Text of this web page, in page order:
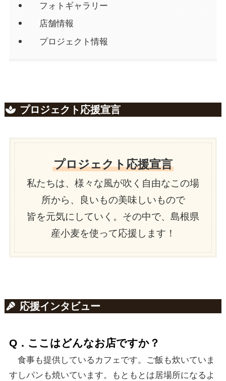
フォトギャラリー
店舗情報
プロジェクト情報
プロジェクト応援宣言
プロジェクト応援宣言
私たちは、様々な風が吹く自由なこの場
所から、良いもの美味しいもので
皆を元気にしていく。その中で、島根県
産小麦を使って応援します！
応援インタビュー
Q．ここはどんなお店ですか？
食事も提供しているカフェです。ご飯も炊いていま
すしパンも焼いています。もともとは居場所になるよ